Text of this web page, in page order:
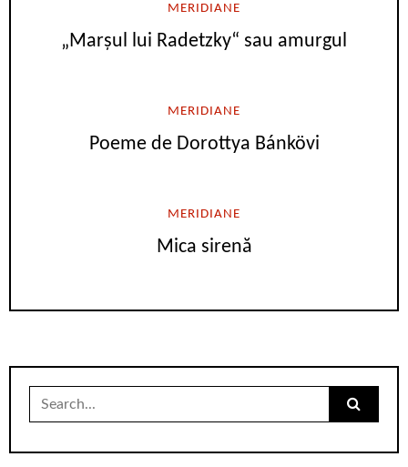
MERIDIANE
„Marşul lui Radetzky“ sau amurgul
MERIDIANE
Poeme de Dorottya Bánkövi
MERIDIANE
Mica sirenă
Search